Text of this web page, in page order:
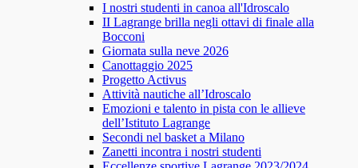
I nostri studenti in canoa all'Idroscalo
II Lagrange brilla negli ottavi di finale alla
Bocconi
Giornata sulla neve 2026
Canottaggio 2025
Progetto Activus
Attività nautiche all’Idroscalo
Emozioni e talento in pista con le allieve
dell’Istituto Lagrange
Secondi nel basket a Milano
Zanetti incontra i nostri studenti